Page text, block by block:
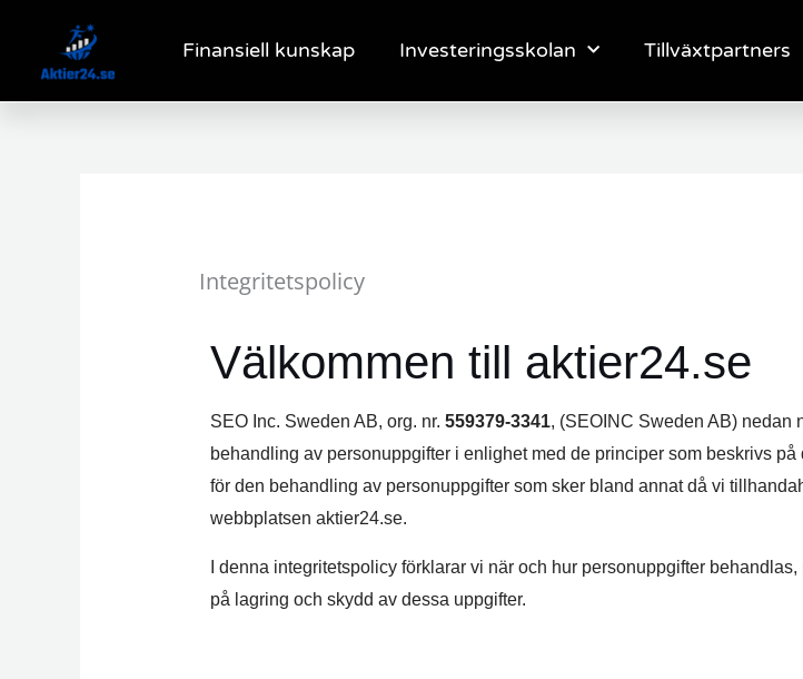
innehåll
Finansiell kunskap Investeringsskolan Tillväxtpartners
Integritetspolicy
Välkommen till aktier24.se
SEO Inc. Sweden AB, org. nr. 559379-3341, (SEOINC Sweden AB) nedan
behandling av personuppgifter i enlighet med de principer som beskrivs
för den behandling av personuppgifter som sker bland annat då vi
webbplatsen aktier24.se.
I denna integritetspolicy förklarar vi när och hur personuppgifter
på lagring och skydd av dessa uppgifter.